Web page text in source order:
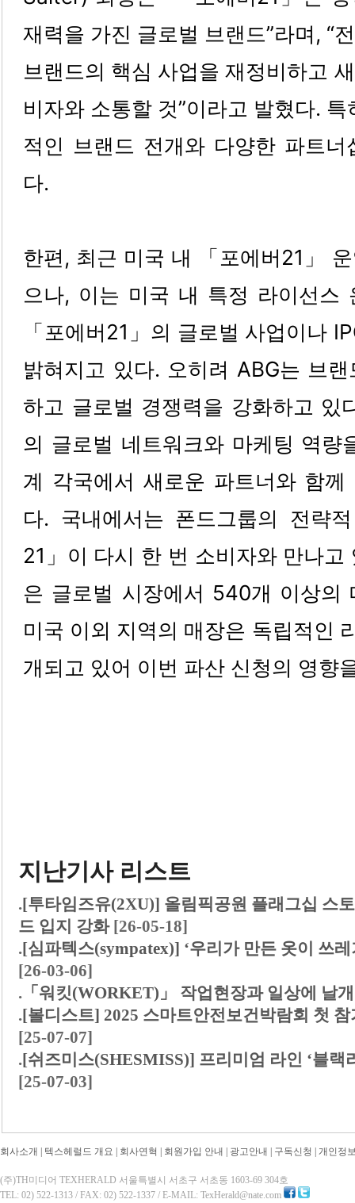
재력을 가진 글로벌 브랜드”라며, “
브랜드의 핵심 사업을 재정비하고
비자와 소통할 것”이라고 발혔다.
적인 브랜드 전개와 다양한 파트너
다.
한편, 최근 미국 내 「포에버21」
으나, 이는 미국 내 특정 라이선스
「포에버21」의 글로벌 사업이나
밝혀지고 있다. 오히려 ABG는 브
하고 글로벌 경쟁력을 강화하고 있
의 글로벌 네트워크와 마케팅 역량
계 각국에서 새로운 파트너와 함
다. 국내에서는 폰드그룹의 전략
21」이 다시 한 번 소비자와 만나
은 글로벌 시장에서 540개 이상의
미국 이외 지역의 매장은 독립적인
개되고 있어 이번 파산 신청의 영향
지난기사 리스트
.[투타임즈유(2XU)] 올림픽공원 플래그십 스
드 입지 강화 [26-05-18]
.[심파텍스(sympatex)] ‘우리가 만든 옷이 쓰
[26-03-06]
. 「워킷(WORKET)」 작업현장과 일상에 날
.[볼디스트] 2025 스마트안전보건박람회 첫
[25-07-07]
.[쉬즈미스(SHESMISS)] 프리미엄 라인 ‘블
[25-07-03]
회사소개 텍스헤럴드 개요 회사연혁 회원가입 안내 광고안내 구독신청 개인정
(주)TH미디어 TEXHERALD 서울특별시 서초구 서초동 1603-69 304호
TEL: 02) 522-1313 / FAX: 02) 522-1337 / E-MAIL: TexHerald@nate.com